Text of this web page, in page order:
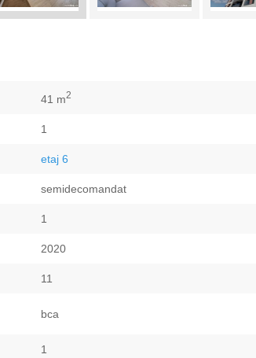
41 m2
1
etaj 6
semidecomandat
1
2020
11
bca
1